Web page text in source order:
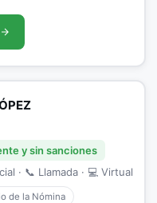
y sin sanciones
· 📞 Llamada · 💻 Virtual
de la Nómina